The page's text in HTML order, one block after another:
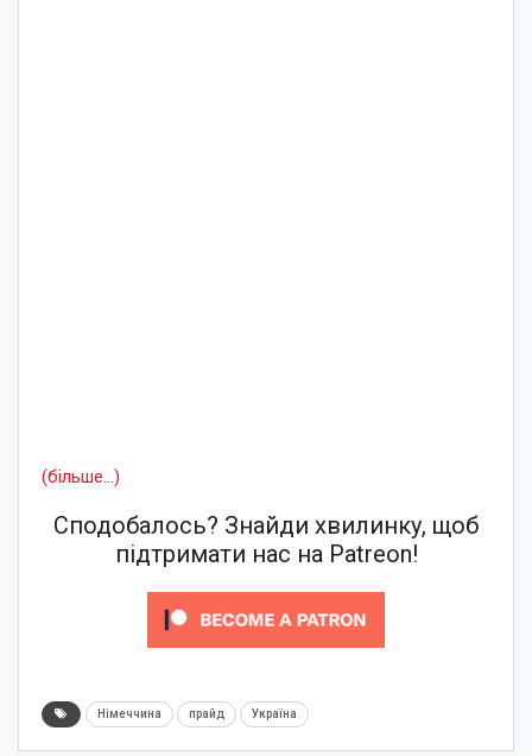
(більше…)
Сподобалось? Знайди хвилинку, щоб
підтримати нас на Patreon!
Німеччина прайд Україна